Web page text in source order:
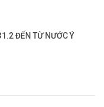
ĐẾN TỪ NƯỚC Ý